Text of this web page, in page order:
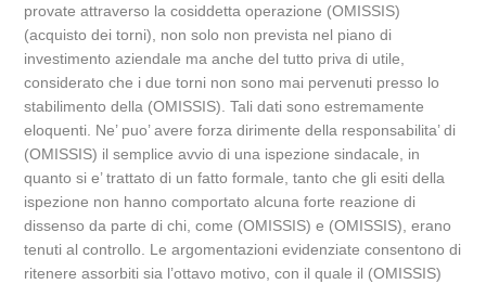
provate attraverso la cosiddetta operazione (OMISSIS)
(acquisto dei torni), non solo non prevista nel piano di
investimento aziendale ma anche del tutto priva di utile,
considerato che i due torni non sono mai pervenuti presso lo
stabilimento della (OMISSIS). Tali dati sono estremamente
eloquenti. Ne’ puo’ avere forza dirimente della responsabilita’ di
(OMISSIS) il semplice avvio di una ispezione sindacale, in
quanto si e’ trattato di un fatto formale, tanto che gli esiti della
ispezione non hanno comportato alcuna forte reazione di
dissenso da parte di chi, come (OMISSIS) e (OMISSIS), erano
tenuti al controllo. Le argomentazioni evidenziate consentono di
ritenere assorbiti sia l’ottavo motivo, con il quale il (OMISSIS)